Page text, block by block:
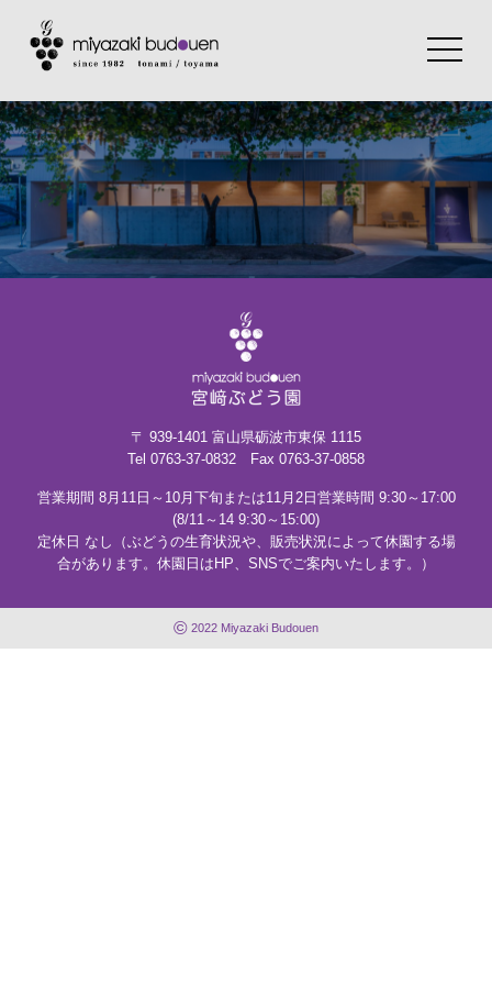
〒 939-1401 富山県砺波市東保 1115
Tel 0763-37-0832 Fax 0763-37-0858
営業期間 8月11日～10月下旬または11月2日営業時間 9:30～17:00
(8/11～14 9:30～15:00)
定休日 なし（ぶどうの生育状況や、販売状況によって休園する場
合があります。休園日はHP、SNSでご案内いたします。）
© 2022 Miyazaki Budouen